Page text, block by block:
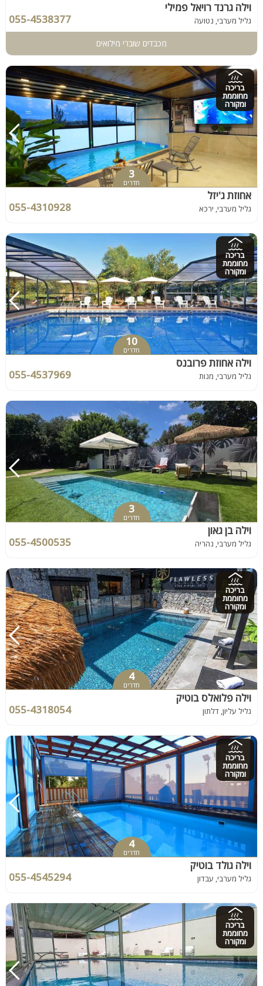
וילה גרנד רויאל פמילי
גליל מערבי, נטועה 055-4538377
מכבדים שוברי מילואים
בריכה
מחוממת
ומקורה
3
חדרים
אחוזת ג'יזל
גליל מערבי, ירכא 055-4310928
בריכה
מחוממת
ומקורה
10
חדרים
וילה אחוזת פרובנס
גליל מערבי, מנות 055-4537969
3
חדרים
וילה בן גאון
גליל מערבי, נהריה 055-4500535
בריכה
מחוממת
ומקורה
4
חדרים
וילה פלואלס בוטיק
גליל עליון, דלתון 055-4318054
בריכה
מחוממת
ומקורה
4
חדרים
וילה גולד בוטיק
גליל מערבי, עבדון 055-4545294
בריכה
מחוממת
ומקורה